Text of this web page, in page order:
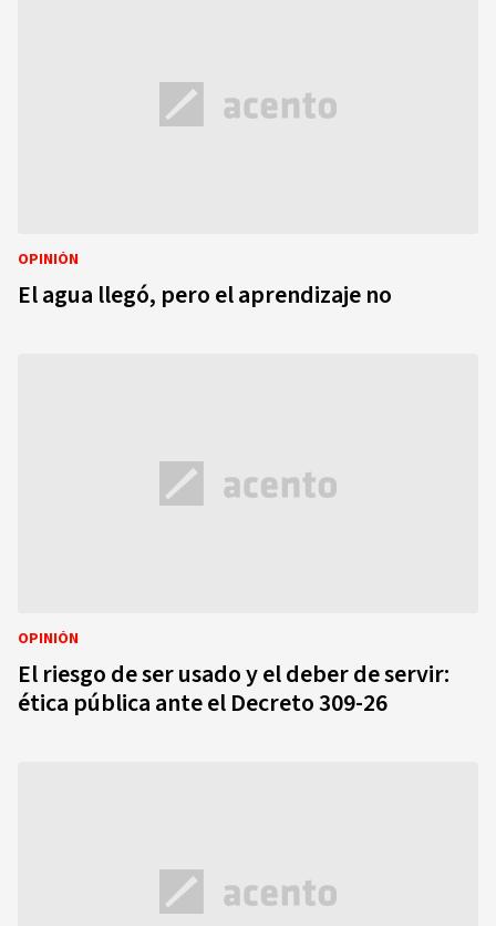
OPINIÓN
El agua llegó, pero el aprendizaje no
OPINIÓN
El riesgo de ser usado y el deber de servir:
ética pública ante el Decreto 309-26